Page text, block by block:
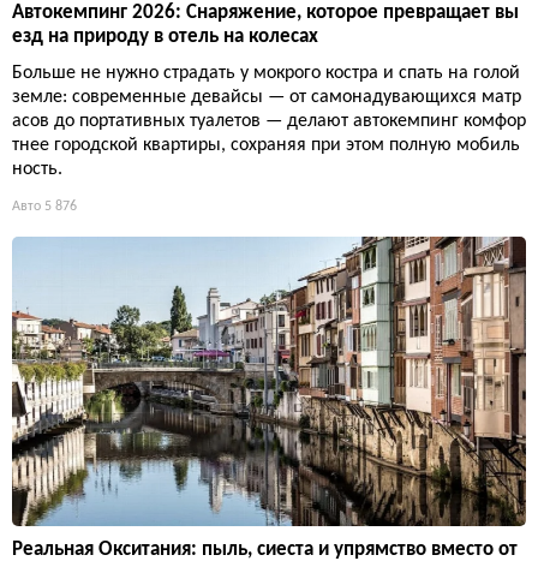
Автокемпинг 2026: Снаряжение, которое превращает вы
езд на природу в отель на колесах
Больше не нужно страдать у мокрого костра и спать на голой
земле: современные девайсы — от самонадувающихся матр
асов до портативных туалетов — делают автокемпинг комфор
тнее городской квартиры, сохраняя при этом полную мобиль
ность.
Авто 5 876
Реальная Окситания: пыль, сиеста и упрямство вместо от